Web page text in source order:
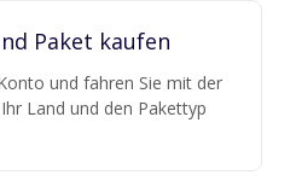
Paket kaufen
und fahren Sie mit der
Land und den Pakettyp